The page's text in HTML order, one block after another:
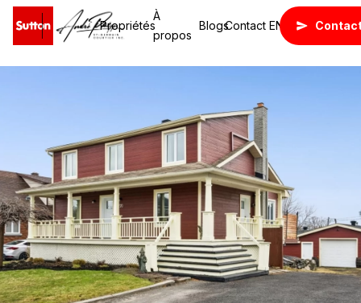
Propriétés
À
propos
BlogsContact EN